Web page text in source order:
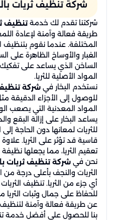
شركة تنظيف ثريات
شركتنا تقدم لك خدمةتنظيف
طريقة فعالة وآمنة لإعادة
المختلفة. عندما نقوم بتنظيف
الغبار والأوساخ الظاهرة على
الساخن الذي يساعد على تفكيك
المواد الأصلية للثريا.
نستخدم البخار في شركة
للوصول إلى الأجزاء الدقيقة
المواد المعدنية التي يصعب
يساعد البخار على إزالة البقع
للثريات لمعانها دون الحاجة
قاسية قد تؤثر على الثريا.
تعقيم الثريا، مما يجعلها
نحن في شركة تنظيف ثريات
الثريات والنجف بأعلى درجة
أي جزء من الثريا. تنظيف الثريات
للحفاظ على جمال وثبات
عن طريقة فعالة وآمنة لتنظيف
بنا للحصول على أفضل خدمة